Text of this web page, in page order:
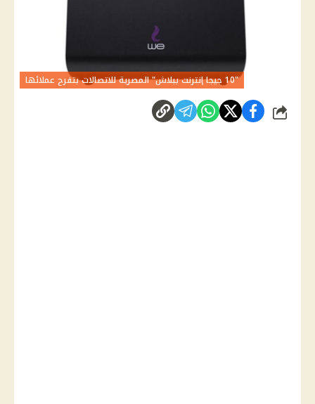
"10 جيجا إنترنت ببلاش" المصرية للاتصالات بتفرح عملائها
شارك